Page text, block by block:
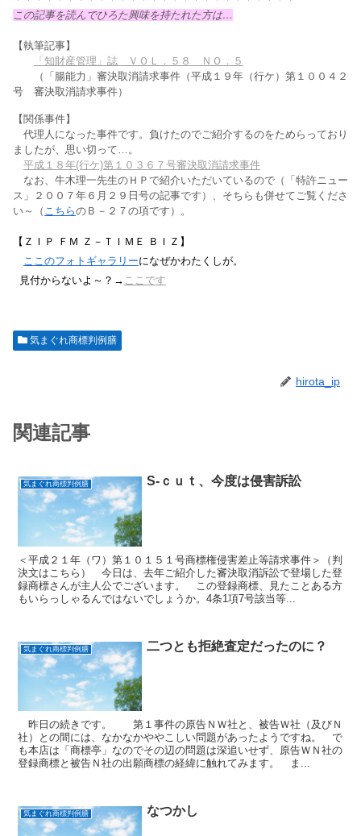
この記事を読んでひろた興味を持たれた方は…
【執筆記事】
「知財産管理」誌 ＶＯＬ．５８ ＮＯ．５
（「腸能力」審決取消請求事件（平成１９年（行ケ）第１００４２
号 審決取消請求事件）
【関係事件】
代理人になった事件です。負けたのでご紹介するのをためらっており
ましたが、思い切って…。
平成１８年(行ケ)第１０３６７号審決取消請求事件
なお、牛木理一先生のＨＰで紹介いただいているので（「特許ニュー
ス」２００７年６月２９日号の記事です）、そちらも併せてご覧くださ
い～（ こちらのＢ－２７の項です）。
【ＺＩＰ ＦＭ Ｚ－ＴＩＭＥ ＢＩＺ】
ここのフォトギャラリーになぜかわたくしが。
見付からないよ～？→ ここです
気まぐれ商標判例膳
hirota_ip
関連記事
気まぐれ商標判例膳 S-ｃｕｔ、今度は侵害訴訟
＜平成２１年（ワ）第１０１５１号商標権侵害差止等請求事件＞（判
決文はこちら） 今日は、去年ご紹介した審決取消訴訟で登場した登
録商標さんが主人公でございます。 この登録商標、見たことある方
もいらっしゃるんではないでしょうか。4条1項7号該当等...
気まぐれ商標判例膳 二つとも拒絶査定だったのに？
昨日の続きです。 第１事件の原告ＮＷ社と、被告Ｗ社（及びＮ
社）との間には、なかなかややこしい問題があったようですね。 で
も本店は「商標亭」なのでその辺の問題は深追いせず、原告ＷＮ社の
登録商標と被告Ｎ社の出願商標の経緯に触れてみます。 ま...
気まぐれ商標判例膳 なつかし